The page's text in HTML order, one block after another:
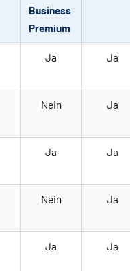
Business
Premium
Ja Ja
Nein Ja
Ja Ja
Nein Ja
Ja Ja